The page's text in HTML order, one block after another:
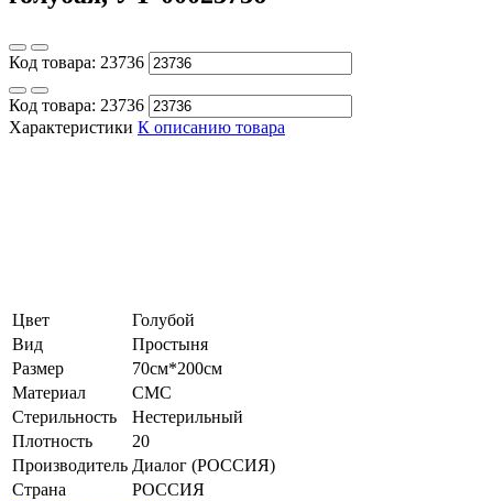
Код товара: 23736
Код товара: 23736
Характеристики К описанию товара
Цвет
Голубой
Вид
Простыня
Размер
70см*200см
Материал
СМС
Стерильность
Нестерильный
Плотность
20
Производитель Диалог (РОССИЯ)
Страна
РОССИЯ